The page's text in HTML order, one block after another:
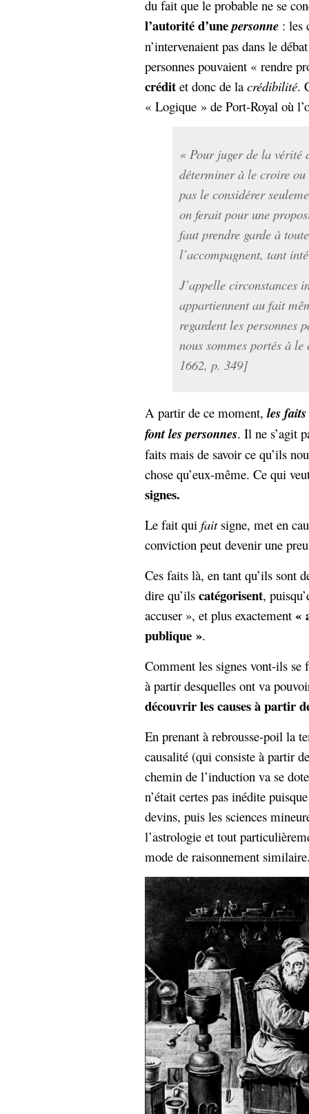
du fait que le probable ne se
l’autorité d’unepersonne : les
n’intervenaient pas dans le
personnes pouvaient « rendre
crédit et donc de la crédibilité.
« Logique » de Port-Royal où
« Pour juger de la vérité
déterminer à le croire
pas le considérer
on ferait pour une
faut prendre garde à
l’accompagnent, tant
J’appelle circonstances
appartiennent au fait
regardent les personnes
nous sommes portés à
1662, p. 349]
A partir de ce moment, les
font les personnes. Il ne s’agit
faits mais de savoir ce qu’ils
chose qu’eux-même. Ce qui
signes.
Le fait qui faitsigne, met en
conviction peut devenir une
Ces faits là, en tant qu’ils sont
dire qu’ils catégorisent,
accuser », et plus exactement «
publique ».
Comment les signes vont-ils se
à partir desquelles ont va
découvrir les causes à partir
En prenant à rebrousse-poil la
causalité (qui consiste à partir
chemin de l’induction va se
n’était certes pas inédite
devins, puis les sciences
l’astrologie et tout
mode de raisonnement